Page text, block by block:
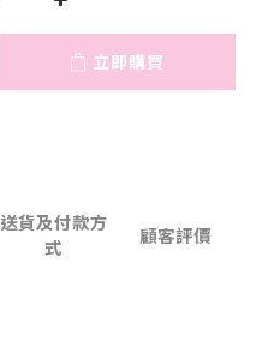
立即購買
送貨及付款方
式
顧客評價